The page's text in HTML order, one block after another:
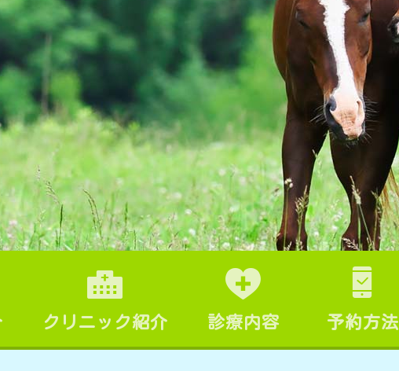
クリニック紹介 診療内容 予約方法